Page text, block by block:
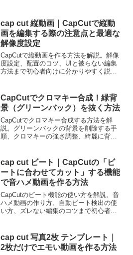
cap cut 縦動画｜CapCutで縦動
画を編集する際の注意点と最適な
解像度設定
CapCutで縦動画を作る方法を解説。解像
度設定、配置のコツ、UIと被らない編集
方法まで初心者向けに分かりやすく説明
CapCutでクロマキー合成！緑背
景（グリーンバック）を抜く方法
CapCutでクロマキー合成する方法を解
説。グリーンバックの背景を削除する手
順、クロマキーの強さ調整、綺麗に背景
cap cut ビート｜CapCutの「ビ
ートに合わせてカット」する機能
で音ハメ動画を作る方法
CapCutのビート機能の使い方を解説。音
ハメ動画の作り方、自動ビート検出の使
い方、ズレない編集のコツまで初心者向
cap cut 写真2枚 テンプレート｜
2枚だけでエモい動画を作る方法